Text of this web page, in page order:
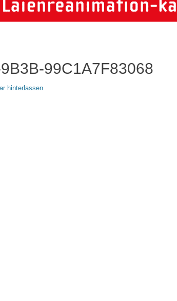
99C1A7F83068
hinterlassen